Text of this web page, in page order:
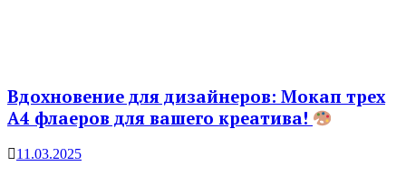
Вдохновение для дизайнеров: Мокап трех
A4 флаеров для вашего креатива!
11.03.2025